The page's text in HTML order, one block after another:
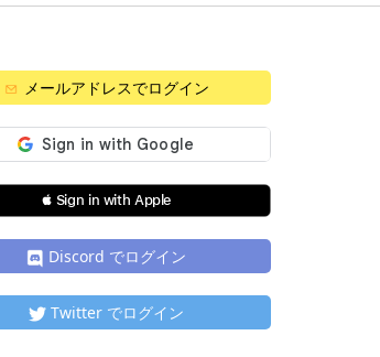
メールアドレスでログイン
 Sign in with Apple
Discord でログイン
Twitter でログイン